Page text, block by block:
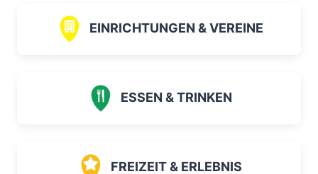
EINRICHTUNGEN & VEREINE
ESSEN & TRINKEN
FREIZEIT & ERLEBNIS